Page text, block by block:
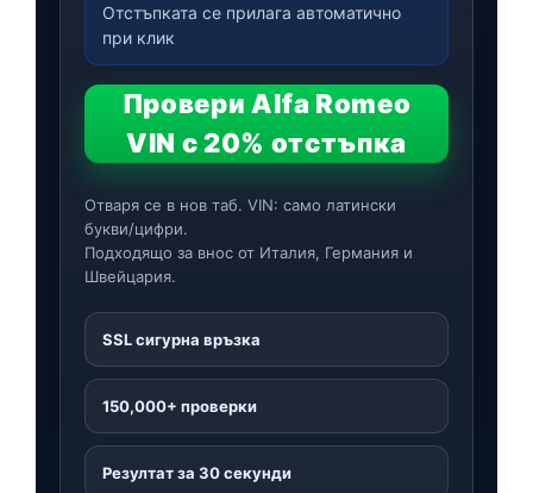
Отстъпката се прилага автоматично
при клик
Провери Alfa Romeo
VIN с 20% отстъпка
Отваря се в нов таб. VIN: само латински
букви/цифри.
Подходящо за внос от Италия, Германия и
Швейцария.
SSL сигурна връзка
150,000+ проверки
Резултат за 30 секунди